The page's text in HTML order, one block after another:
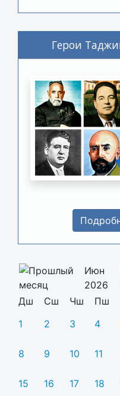
Герои
Июн
2026
Дш
Сш Чш Пш
1
2 3 4
8 9 10 11
15 16 17 18